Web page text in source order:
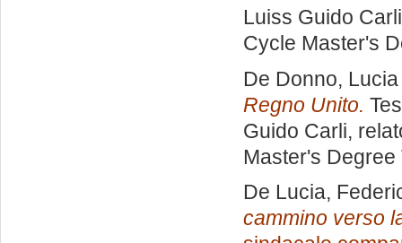
Luiss Guido
Cycle Master's
De Donno, Lucia
Regno Unito.
Guido Carli,
Master's Degree
De Lucia,
cammino verso